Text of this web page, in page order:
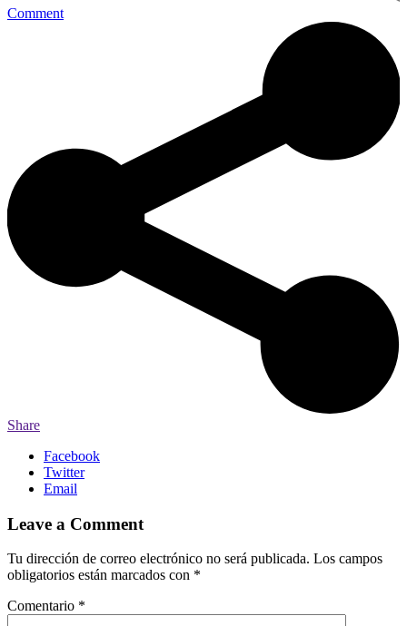
Comment
Share
Facebook
Twitter
Email
Leave a Comment
Tu dirección de correo electrónico no será publicada. Los campos
obligatorios están marcados con *
Comentario *